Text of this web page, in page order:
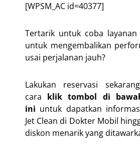
[WPSM_AC id=40377]
Tertarik untuk coba layanan
untuk mengembalikan
usai perjalanan jauh?
Lakukan reservasi
cara klik tombol di
ini untuk dapatkan
Jet Clean di Dokter Mobil
diskon menarik yang